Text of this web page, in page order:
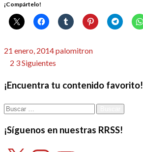
¡Compártelo!
Publicado
21 enero, 2014palomitron
Paginación
de
entradas
2 3Siguientes
¡Encuentra tu contenido favorito!
Buscar:
¡Síguenos en nuestras RRSS!
X InstagramYouTube